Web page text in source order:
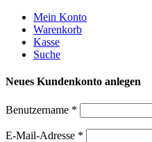
Mein Konto
Warenkorb
Kasse
Suche
Neues Kundenkonto anlegen
Benutzername *
E-Mail-Adresse *